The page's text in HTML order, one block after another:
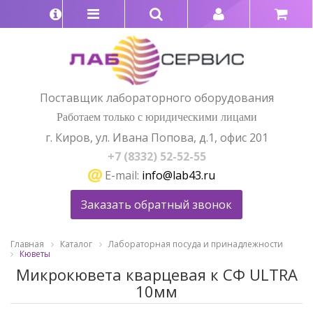
Поставщик лабораторного оборудования
Работаем только с юридическими лицами
г. Киров, ул. Ивана Попова, д.1, офис 201
+7 (8332) 52-52-55
E-mail: info@lab43.ru
Заказать обратный звонок
Главная Каталог
Лабораторная посуда и принадлежности
Кюветы
Микрокювета кварцевая к СФ ULTRA
10мм